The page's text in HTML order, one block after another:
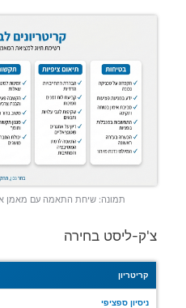
תמונה: שיחת התאמה עם מאמן
צ'ק-ליסט בחירה
קריטריון
ניסיון ספציפי